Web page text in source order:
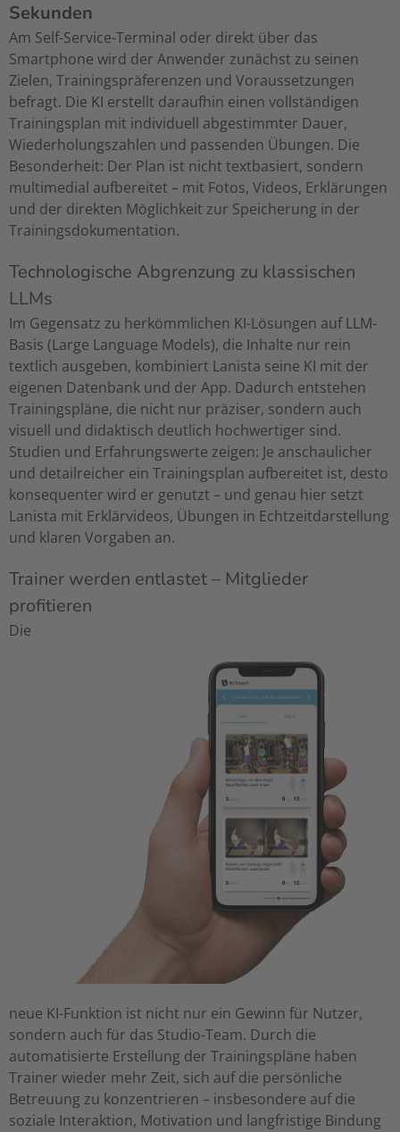
Sekunden
Am Self-Service-Terminal oder direkt über das
Smartphone wird der Anwender zunächst zu seinen
Zielen, Trainingspräferenzen und Voraussetzungen
befragt. Die KI erstellt daraufhin einen vollständigen
Trainingsplan mit individuell abgestimmter Dauer,
Wiederholungszahlen und passenden Übungen. Die
Besonderheit: Der Plan ist nicht textbasiert, sondern
multimedial aufbereitet – mit Fotos, Videos, Erklärungen
und der direkten Möglichkeit zur Speicherung in der
Trainingsdokumentation.
Technologische Abgrenzung zu klassischen
LLMs
Im Gegensatz zu herkömmlichen KI-Lösungen auf LLM-
Basis (Large Language Models), die Inhalte nur rein
textlich ausgeben, kombiniert Lanista seine KI mit der
eigenen Datenbank und der App. Dadurch entstehen
Trainingspläne, die nicht nur präziser, sondern auch
visuell und didaktisch deutlich hochwertiger sind.
Studien und Erfahrungswerte zeigen: Je anschaulicher
und detailreicher ein Trainingsplan aufbereitet ist, desto
konsequenter wird er genutzt – und genau hier setzt
Lanista mit Erklärvideos, Übungen in Echtzeitdarstellung
und klaren Vorgaben an.
Trainer werden entlastet – Mitglieder
profitieren
Die
neue KI-Funktion ist nicht nur ein Gewinn für Nutzer,
sondern auch für das Studio-Team. Durch die
automatisierte Erstellung der Trainingspläne haben
Trainer wieder mehr Zeit, sich auf die persönliche
Betreuung zu konzentrieren – insbesondere auf die
soziale Interaktion, Motivation und langfristige Bindung